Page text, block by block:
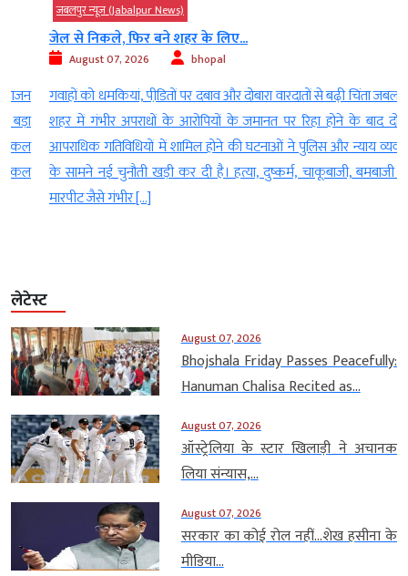
जबलपुर न्यूज़ (Jabalpur News)
जेल से निकले, फिर बने शहर के लिए...
August 07, 2026 bhopal
गवाहों को धमकियां, पीडि़तों पर दबाव और दोबारा वारदातों से बढ़ी चिंता जबलपुर।
शहर में गंभीर अपराधों के आरोपियों के जमानत पर रिहा होने के बाद दोबारा
आपराधिक गतिविधियों में शामिल होने की घटनाओं ने पुलिस और न्याय व्यवस्था
के सामने नई चुनौती खड़ी कर दी है। हत्या, दुष्कर्म, चाकूबाजी, बमबाजी और
मारपीट जैसे गंभीर […]
लेटेस्ट
August 07, 2026
Bhojshala Friday Passes Peacefully:
Hanuman Chalisa Recited as...
August 07, 2026
ऑस्ट्रेलिया के स्टार खिलाड़ी ने अचानक
लिया संन्यास,...
August 07, 2026
सरकार का कोई रोल नहीं…शेख हसीना के
मीडिया...